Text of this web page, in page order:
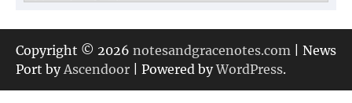
ゴ
リ
ー
Copyright © 2026 notesandgracenotes.com | News
Port by Ascendoor | Powered byWordPress.